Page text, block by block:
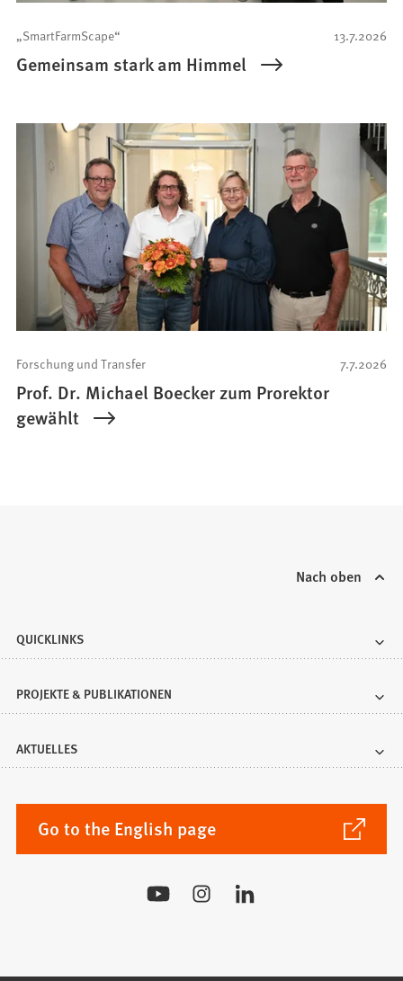
13.7.2026
„SmartFarmScape“
Gemeinsam stark am Himmel
7.7.2026
Forschung und Transfer
Prof. Dr. Michael Boecker zum Prorektor
gewählt
Nach oben
QUICKLINKS
PROJEKTE & PUBLIKATIONEN
AKTUELLES
Go to the English page
(Öffnet
in